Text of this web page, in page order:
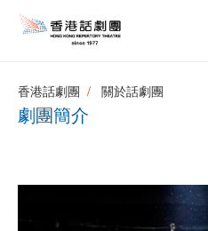
香港話劇團 關於話劇團
劇團簡介